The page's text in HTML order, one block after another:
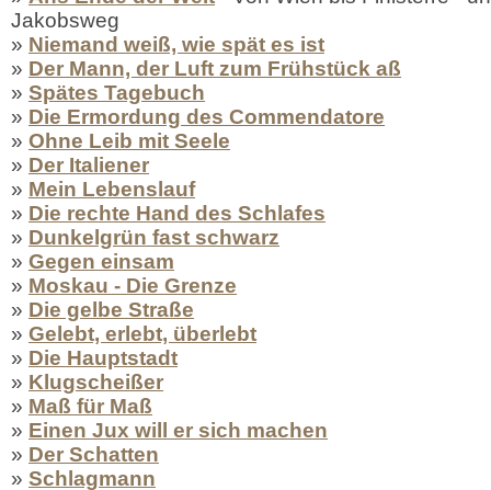
Jakobsweg
» Niemand weiß, wie spät es ist
» Der Mann, der Luft zum Frühstück aß
» Spätes Tagebuch
» Die Ermordung des Commendatore
» Ohne Leib mit Seele
» Der Italiener
» Mein Lebenslauf
» Die rechte Hand des Schlafes
» Dunkelgrün fast schwarz
» Gegen einsam
» Moskau - Die Grenze
» Die gelbe Straße
» Gelebt, erlebt, überlebt
» Die Hauptstadt
» Klugscheißer
» Maß für Maß
» Einen Jux will er sich machen
» Der Schatten
» Schlagmann